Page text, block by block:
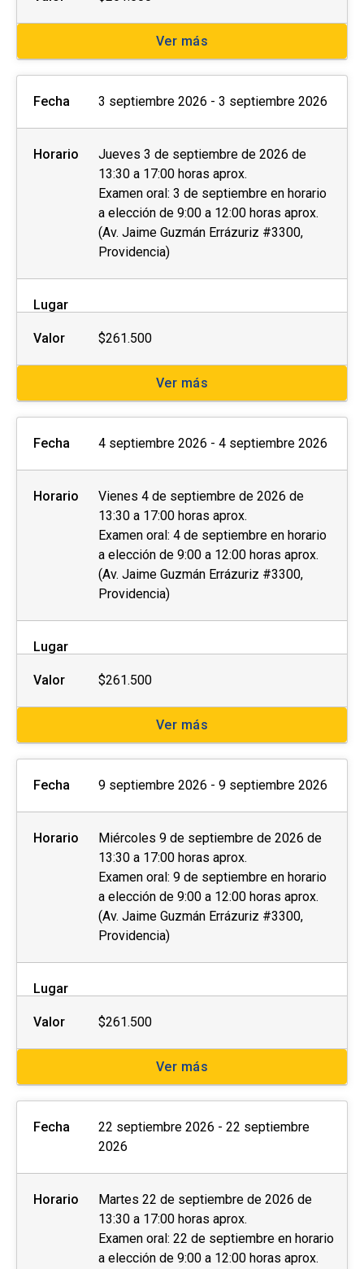
Ver más
Fecha 3 septiembre 2026 - 3 septiembre 2026
Horario
Jueves 3 de septiembre de 2026 de
13:30 a 17:00 horas aprox.
Examen oral: 3 de septiembre en horario
a elección de 9:00 a 12:00 horas aprox.
(Av. Jaime Guzmán Errázuriz #3300,
Providencia)
Lugar
Valor $261.500
Ver más
Fecha 4 septiembre 2026 - 4 septiembre 2026
Horario
Vienes 4 de septiembre de 2026 de
13:30 a 17:00 horas aprox.
Examen oral: 4 de septiembre en horario
a elección de 9:00 a 12:00 horas aprox.
(Av. Jaime Guzmán Errázuriz #3300,
Providencia)
Lugar
Valor $261.500
Ver más
Fecha 9 septiembre 2026 - 9 septiembre 2026
Horario
Miércoles 9 de septiembre de 2026 de
13:30 a 17:00 horas aprox.
Examen oral: 9 de septiembre en horario
a elección de 9:00 a 12:00 horas aprox.
(Av. Jaime Guzmán Errázuriz #3300,
Providencia)
Lugar
Valor $261.500
Ver más
Fecha
22 septiembre 2026 - 22 septiembre
2026
Horario
Martes 22 de septiembre de 2026 de
13:30 a 17:00 horas aprox.
Examen oral: 22 de septiembre en horario
a elección de 9:00 a 12:00 horas aprox.